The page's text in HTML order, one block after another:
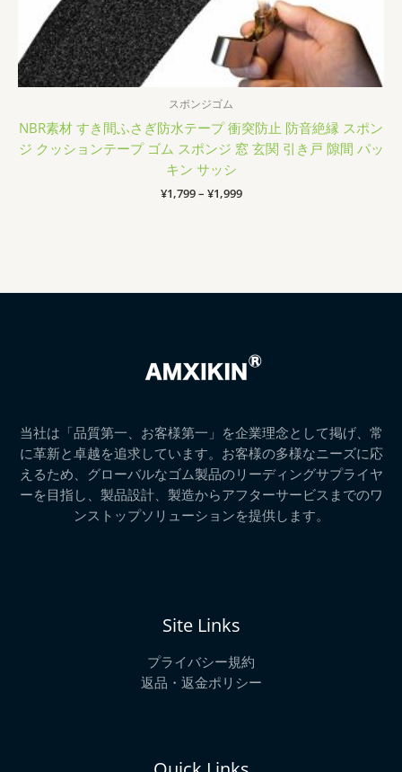
スポンジゴム
NBR素材 すき間ふさぎ防水テープ 衝突防止 防音絶縁 スポン
ジ クッションテープ ゴム スポンジ 窓 玄関 引き戸 隙間 パッ
キン サッシ
¥1,799– ¥1,999価
当社は「品質第一、お客様第一」を企業理念として掲げ、常
に革新と卓越を追求しています。お客様の多様なニーズに応
えるため、グローバルなゴム製品のリーディングサプライヤ
ーを目指し、製品設計、製造からアフターサービスまでのワ
ンストップソリューションを提供します。
Site Links
プライバシー規約
返品・返金ポリシー